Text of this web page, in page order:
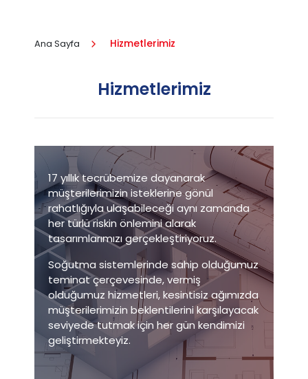
Ana Sayfa Hizmetlerimiz
Hizmetlerimiz
17 yıllık tecrübemize dayanarak
müşterilerimizin isteklerine gönül
rahatlığıyla ulaşabileceği aynı zamanda
her türlü riskin önlemini alarak
tasarımlarımızı gerçekleştiriyoruz.
Soğutma sistemlerinde sahip olduğumuz
teminat çerçevesinde, vermiş
olduğumuz hizmetleri, kesintisiz ağımızda
müşterilerimizin beklentilerini karşılayacak
seviyede tutmak için her gün kendimizi
geliştirmekteyiz.